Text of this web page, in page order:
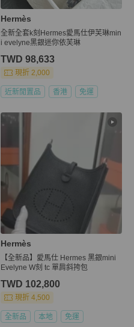
Hermès
全新全套k刻Hermes愛馬仕伊芙琳min
i evelyne黑銀迷你依芙琳
TWD 98,633
現折 2,000
近新閒置品 香港 免運
Hermès
【全新品】愛馬仕 Hermes 黑銀mini
Evelyne W刻 tc 單肩斜挎包
TWD 102,800
現折 4,500
全新品 本地 免運